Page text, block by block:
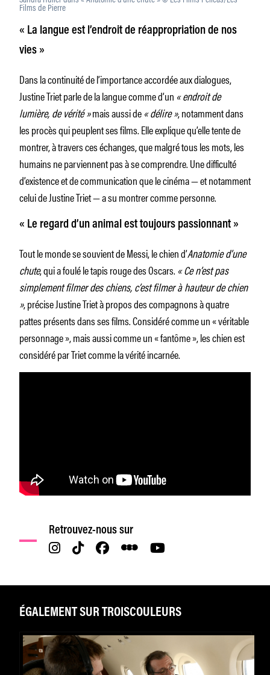
Films de Pierre
« La langue est l’endroit de réappropriation de nos
vies »
Dans la continuité de l’importance accordée aux dialogues,
Justine Triet parle de la langue comme d’un « endroit de
lumière, de vérité »mais aussi de« délire », notamment dans
les procès qui peuplent ses films. Elle explique qu’elle tente de
montrer, à travers ces échanges, que malgré tous les mots, les
humains ne parviennent pas à se comprendre. Une difficulté
d’existence et de communication que le cinéma — et notamment
celui de Justine Triet — a su montrer comme personne.
« Le regard d’un animal est toujours passionnant »
Tout le monde se souvient de Messi, le chien d’Anatomie d’une
chute, qui a foulé le tapis rouge des Oscars. « Ce n’est pas
simplement filmer des chiens, c’est filmer à hauteur de chien
», précise Justine Triet à propos des compagnons à quatre
pattes présents dans ses films. Considéré comme un « véritable
personnage », mais aussi comme un « fantôme », les chien est
considéré par Triet comme la vérité incarnée.
Retrouvez-nous sur
ÉGALEMENT SUR TROISCOULEURS